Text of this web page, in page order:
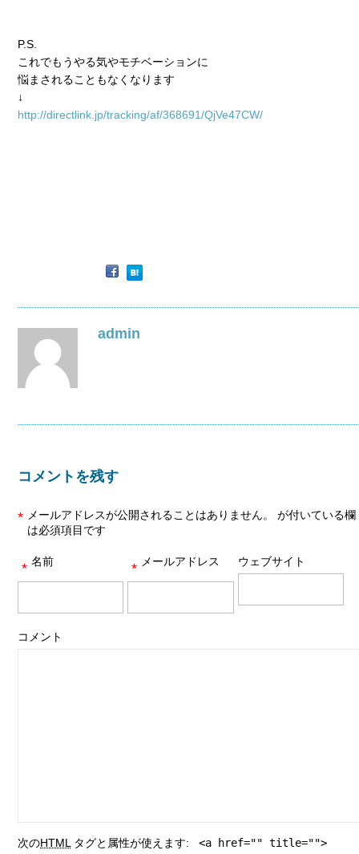
P.S.
これでもうやる気やモチベーションに
悩まされることもなくなります
↓
http://directlink.jp/tracking/af/368691/QjVe47CW/
admin
コメントを残す
メールアドレスが公開されることはありません。
*
が付いている欄
は必須項目です
名前
* メールアドレス
* ウェブサイト
コメント
次のHTML タグと属性が使えます:
<a href="" title="">